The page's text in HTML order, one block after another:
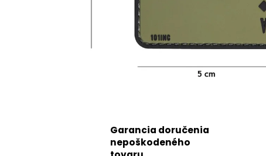
Garancia doručenia
nepoškodeného